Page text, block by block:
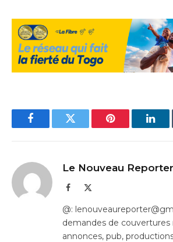
FacebookTwitter Pinterest
Le Nouveau Reporter
Facebook
@:
demandes de couvertures
annonces, pub,